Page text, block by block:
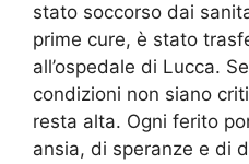
stato soccorso dai
prime cure, è stato
all’ospedale di Lucca.
condizioni non siano
resta alta. Ogni ferito
ansia, di speranze e di